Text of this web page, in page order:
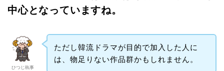
中心となっていますね。
ひつじ執事
ただし韓流ドラマが目的で加入した人に
は、物足りない作品群かもしれません。